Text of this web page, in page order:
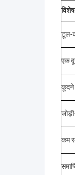
टूल-
एक
कूदने
कम